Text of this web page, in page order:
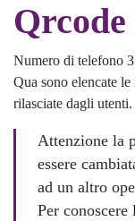
Numero di telefono
Qua sono elencate
rilasciate dagli utenti.
Attenzione la
essere
ad un altro
Per